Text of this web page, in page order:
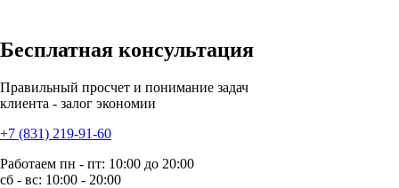
Бесплатная консультация
Правильный просчет и понимание задач
клиента - залог экономии
+7 (831) 219-91-60
Работаем пн - пт: 10:00 до 20:00
сб - вс: 10:00 - 20:00